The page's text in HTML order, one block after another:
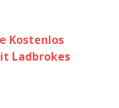
Kostenlos
Ladbrokes